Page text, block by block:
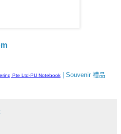
Pte Ltd-PU Notebook
| Souvenir 禮品